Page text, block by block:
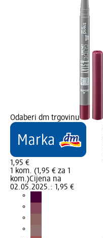
Odaberi dm trgovinu
1,95 €
1 kom. (1,95 € za 1
kom.)Cijena na
02.05.2025.: 1,95 €